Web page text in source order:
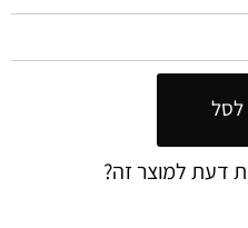
לסל
דעת למוצר זה?